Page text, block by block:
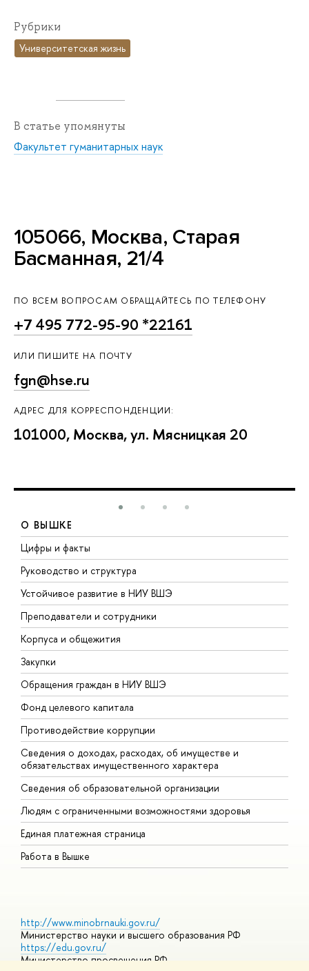
Рубрики
Университетская жизнь
В статье упомянуты
Факультет гуманитарных наук
105066, Москва, Старая
Басманная, 21/4
ПО ВСЕМ ВОПРОСАМ ОБРАЩАЙТЕСЬ ПО ТЕЛЕФОНУ
+7 495 772-95-90 *22161
ИЛИ ПИШИТЕ НА ПОЧТУ
fgn@hse.ru
АДРЕС ДЛЯ КОРРЕСПОНДЕНЦИИ:
101000, Москва, ул. Мясницкая 20
О ВЫШКЕ
Цифры и факты
Руководство и структура
Устойчивое развитие в НИУ ВШЭ
Преподаватели и сотрудники
Корпуса и общежития
Закупки
Обращения граждан в НИУ ВШЭ
Фонд целевого капитала
Противодействие коррупции
Сведения о доходах, расходах, об имуществе и
обязательствах имущественного характера
Сведения об образовательной организации
Людям с ограниченными возможностями здоровья
Единая платежная страница
Работа в Вышке
http://www.minobrnauki.gov.ru/
Министерство науки и высшего образования РФ
https://edu.gov.ru/
Министерство просвещения РФ